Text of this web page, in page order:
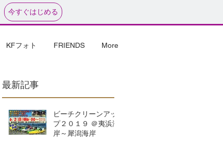
今すぐはじめる
KFフォト FRIENDS More
最新記事
ビーチクリーンアッ
プ２０１９ ＠夷浜海
岸～犀潟海岸